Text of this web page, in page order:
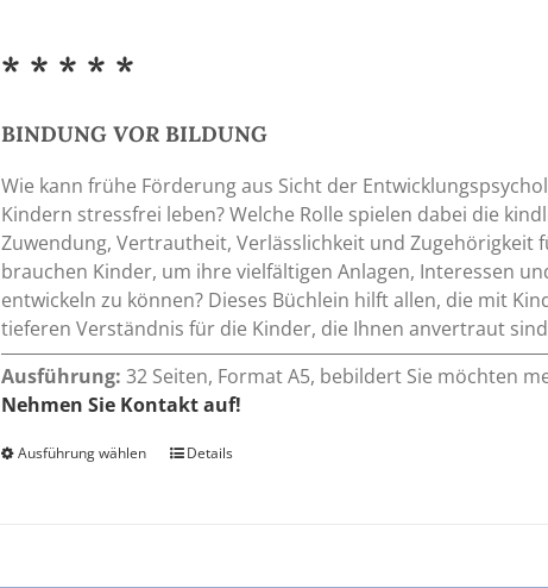
* * * * *
BINDUNGVOR BILDUNG
Wie kann frühe Förderung aus Sicht der
Kindern stressfrei leben? Welche Rolle spielen dabei die
Zuwendung, Vertrautheit, Verlässlichkeit und Zugehörigkeit
brauchen Kinder, um ihre vielfältigen Anlagen, Interessen
entwickeln zu können? Dieses Büchlein hilft allen, die mit
tieferen Verständnis für die Kinder, die Ihnen anvertraut
Ausführung: 32 Seiten, Format A5, bebildert Sie möchten
Nehmen Sie Kontakt auf!
Ausführung wählen
Dieses
Details